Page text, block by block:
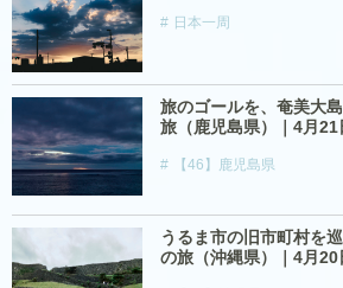
日本一周
旅のゴールを、奄美大
旅（鹿児島県）｜4月21
【46】鹿児島県
うるま市の旧市町村を
の旅（沖縄県）｜4月20